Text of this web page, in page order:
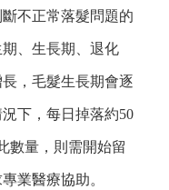
不正常落髮問題的
、生長期、退化
，毛髮生長期會逐
下，每日掉落約50
數量，則需開始留
業醫療協助。